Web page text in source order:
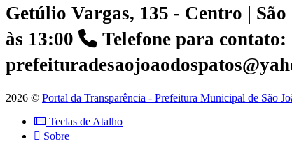
Getúlio Vargas, 135 - Centro |
às 13:00
Telefone para contato:
2026 © Portal da Transparência - Prefeitura Municipal de São
Teclas de Atalho
Sobre